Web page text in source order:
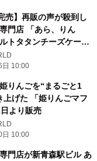
売】再販の声が殺到し
門店 「あら、りん
トタタンチーズケー
(木)より待望の定番
日 10:00
りんごを“まるごと1
上げた 「姫りんごマフ
より販売
日 10:00
門店が新青森駅ビル あ